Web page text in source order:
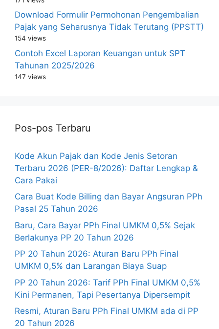
Download Formulir Permohonan Pengembalian
Pajak yang Seharusnya Tidak Terutang (PPSTT)
154 views
Contoh Excel Laporan Keuangan untuk SPT
Tahunan 2025/2026
147 views
Pos-pos Terbaru
Kode Akun Pajak dan Kode Jenis Setoran
Terbaru 2026 (PER-8/2026): Daftar Lengkap &
Cara Pakai
Cara Buat Kode Billing dan Bayar Angsuran PPh
Pasal 25 Tahun 2026
Baru, Cara Bayar PPh Final UMKM 0,5% Sejak
Berlakunya PP 20 Tahun 2026
PP 20 Tahun 2026: Aturan Baru PPh Final
UMKM 0,5% dan Larangan Biaya Suap
PP 20 Tahun 2026: Tarif PPh Final UMKM 0,5%
Kini Permanen, Tapi Pesertanya Dipersempit
Resmi, Aturan Baru PPh Final UMKM ada di PP
20 Tahun 2026